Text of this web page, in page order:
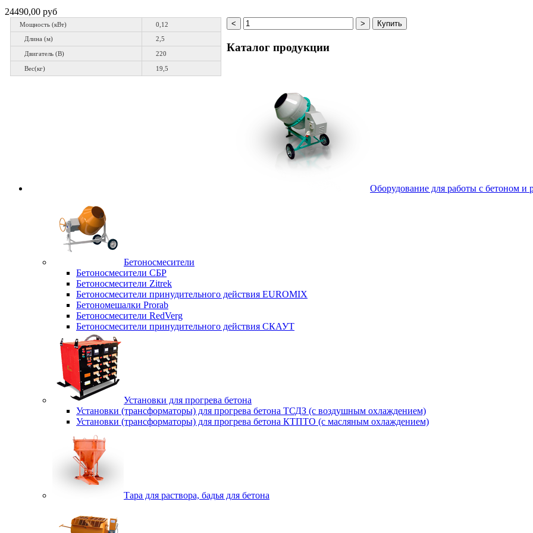
24490,00 руб
Мощность (кВт) 0,12
Длина (м) 2,5
Двигатель (В) 220
Вес(кг) 19,5
Каталог продукции
Оборудование для работы с бетоном и
Бетоносмесители
Бетоносмесители СБР
Бетоносмесители Zitrek
Бетоносмесители принудительного действия EUROMIX
Бетономешалки Prorab
Бетоносмесители RedVerg
Бетоносмесители принудительного действия СКАУТ
Установки для прогрева бетона
Установки (трансформаторы) для прогрева бетона ТСДЗ (c воздушным охлаждением)
Установки (трансформаторы) для прогрева бетона КТПТО (c масляным охлаждением)
Тара для раствора, бадья для бетона